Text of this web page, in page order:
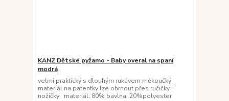
KANZ Dětské pyžamo - Baby overal na spaní
modrá
velmi praktický s dlouhým rukávem měkoučký
materiál na patentky lze ohrnout přes ručičky i
nožičky materiál: 80% bavlna, 20%polyester